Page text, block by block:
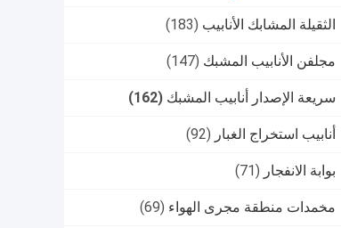
الثقيلة المشابك الأنابيب (183)
مجلفن الأنابيب المشبك (147)
سريعة الإصدار أنابيب المشبك (162)
أنابيب استخراج الغبار (92)
بوابة الانفجار (71)
مخمدات منطقة مجرى الهواء (69)